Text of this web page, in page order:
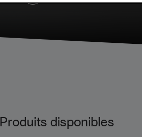
Produits disponibles